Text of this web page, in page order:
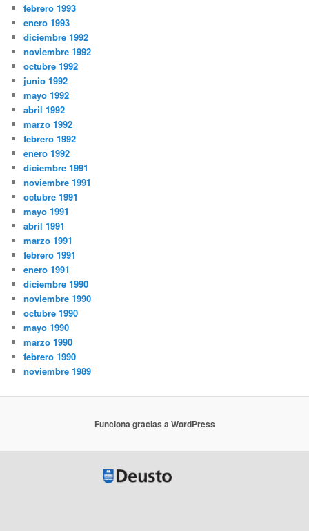
febrero 1993
enero 1993
diciembre 1992
noviembre 1992
octubre 1992
junio 1992
mayo 1992
abril 1992
marzo 1992
febrero 1992
enero 1992
diciembre 1991
noviembre 1991
octubre 1991
mayo 1991
abril 1991
marzo 1991
febrero 1991
enero 1991
diciembre 1990
noviembre 1990
octubre 1990
mayo 1990
marzo 1990
febrero 1990
noviembre 1989
Funciona gracias a WordPress